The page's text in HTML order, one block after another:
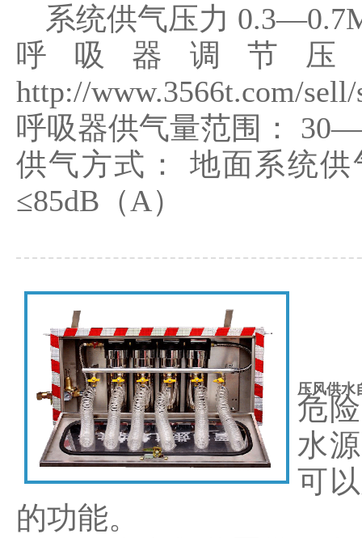
系统供气压力
呼吸器调节压
http://www.3566t.com/
呼吸器供气量范围：
供气方式： 地面系统
≤85dB（A）
压风供水
危
水
可
的功能。